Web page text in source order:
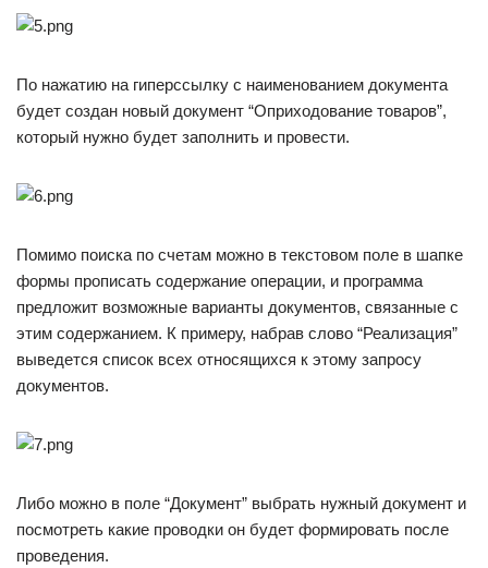
По нажатию на гиперссылку с наименованием документа
будет создан новый документ “Оприходование товаров”,
который нужно будет заполнить и провести.
Помимо поиска по счетам можно в текстовом поле в шапке
формы прописать содержание операции, и программа
предложит возможные варианты документов, связанные с
этим содержанием. К примеру, набрав слово “Реализация”
выведется список всех относящихся к этому запросу
документов.
Либо можно в поле “Документ” выбрать нужный документ и
посмотреть какие проводки он будет формировать после
проведения.